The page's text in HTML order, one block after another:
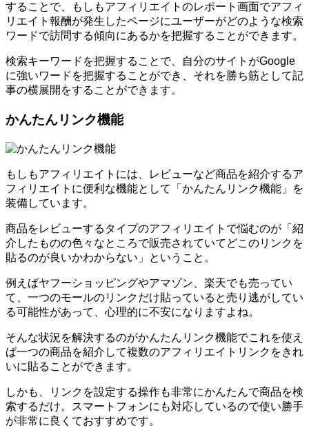
することで、もしもアフィリエイトのレポート画面でアフィ
リエイト報酬が発生したページにユーザーがどのような検索
ワードで訪問する傾向にあるかを把握することができます。
検索キーワードを把握することで、自分のサイトがGoogle
に強いワードを把握することができ、それを勝ち筋として記
事の横展開をすることができます。
かんたんリンク機能
もしもアフィリエイトには、レビューなど商品を紹介するア
フィリエイトに便利な機能として「かんたんリンク機能」を
装備しています。
商品をレビューするタイプのアフィリエイトで悩むのが「紹
介したものの色々なところで販売されていてどこのリンクを
貼るのが良いかわからない」ということ。
例えばヤフーショッピングやアマゾン、楽天でも売ってい
て、一つのモールのリンクだけ貼っていると売り逃がしてい
る可能性があって、心理的に不安になりますよね。
そんな状況を解決するのがかんたんリンク機能でこれを使え
ば一つの商品を紹介して複数のアフィリエイトリンクをきれ
いに貼ることができます。
しかも、リンクを設定する操作も非常にかんたんで商品を検
索するだけ。スマートフォンにも対応しているので使い勝手
が非常に良くておすすめです。